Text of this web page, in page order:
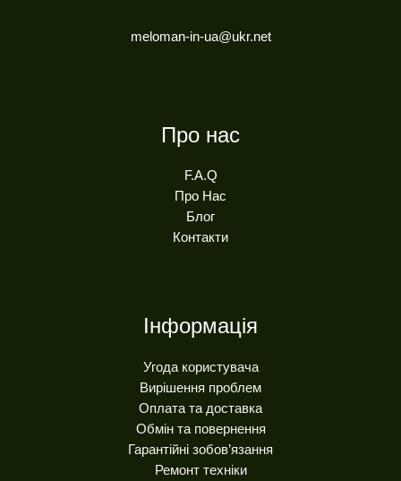
meloman-in-ua@ukr.net
Про нас
F.A.Q
Про Нас
Блог
Контакти
Інформація
Угода користувача
Вирішення проблем
Оплата та доставка
Обмін та повернення
Гарантійні зобов’язання
Ремонт техніки